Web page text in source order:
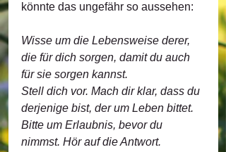
könnte das ungefähr so aussehen:
Wisse um die Lebensweise derer,
die für dich sorgen, damit du auch
für sie sorgen kannst.
Stell dich vor. Mach dir klar, dass du
derjenige bist, der um Leben bittet.
Bitte um Erlaubnis, bevor du
nimmst. Hör auf die Antwort.